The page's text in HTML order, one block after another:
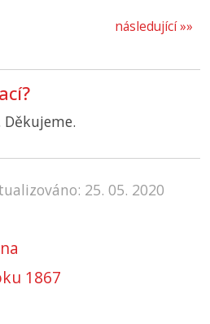
následující »»
25. 05. 2020
1867